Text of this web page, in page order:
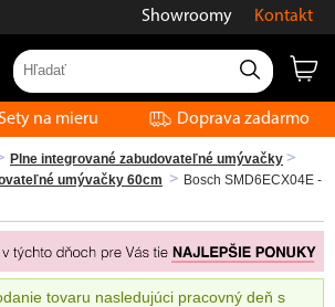
Showroomy Kontakt
na mieru Doprava zadarmo
Plne integrované zabudovateľné umývačky
umývačky 60cm
Bosch SMD6ECX04E -
tovaru nasledujúci pracovný deň s